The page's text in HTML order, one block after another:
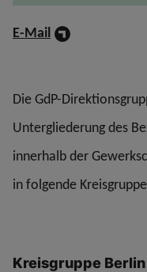
E-Mail
Die GdP-
Untergliederung des
innerhalb der
in folgende
Kreisgruppe Berlin